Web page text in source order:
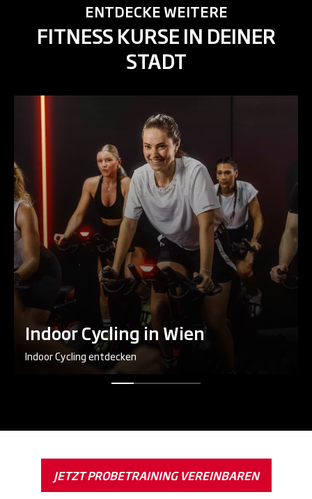
ENTDECKE WEITERE
FITNESS KURSE IN DEINER
STADT
Indoor Cycling in Wien
Indoor Cycling entdecken
JETZT PROBETRAINING VEREINBAREN